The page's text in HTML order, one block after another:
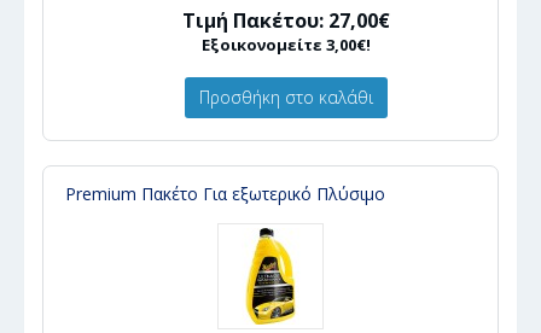
Τιμή Πακέτου: 27,00€
Εξοικονομείτε 3,00€!
Προσθήκη στο καλάθι
Premium Πακέτο Για εξωτερικό Πλύσιμο